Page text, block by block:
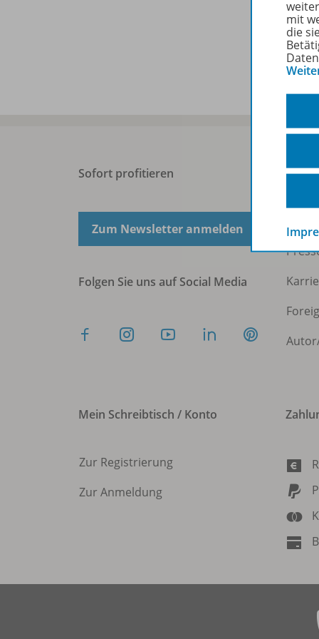
Sofort profitieren
Zum Newsletter anmelden
Folgen Sie uns auf Social Media
Mein Schreibtisch / Konto
Zur Registrierung
Zur Anmeldung
mit
die